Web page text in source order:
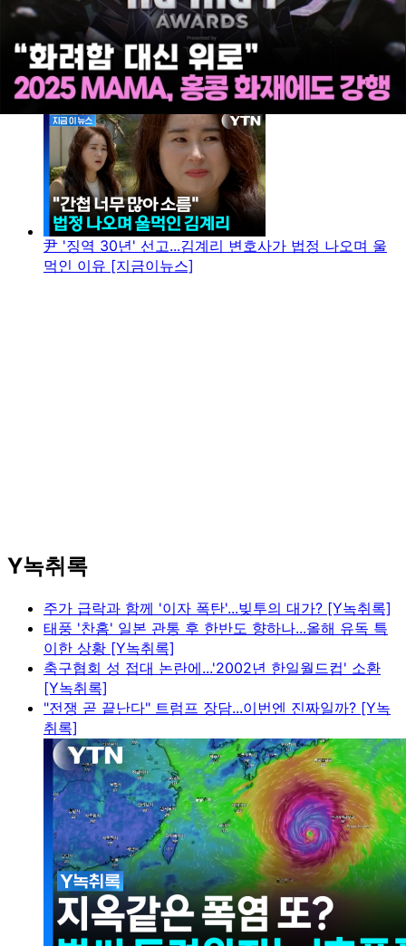
尹 '징역 30년' 선고...김계리 변호사가 법정 나오며 울
먹인 이유 [지금이뉴스]
Y녹취록
주가 급락과 함께 '이자 폭탄'...빚투의 대가? [Y녹취록]
태풍 '찬홈' 일본 관통 후 한반도 향하나...올해 유독 특
이한 상황 [Y녹취록]
축구협회 성 접대 논란에...'2002년 한일월드컵' 소환
[Y녹취록]
"전쟁 곧 끝난다" 트럼프 장담...이번엔 진짜일까? [Y녹
취록]